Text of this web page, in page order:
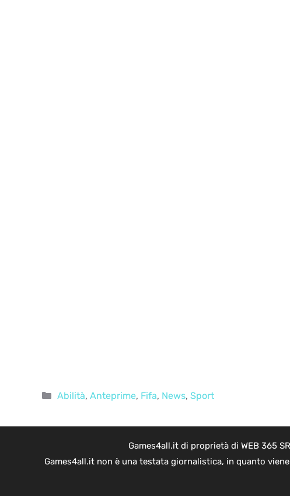
Categorie
Abilità, Anteprime, Fifa, News, Sport
Games4all.it di proprietà di WEB 365
Games4all.it non è una testata giornalistica, in quanto